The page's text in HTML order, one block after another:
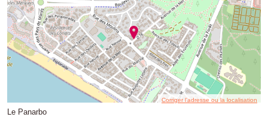
Corriger l’adresse ou la localisation
Le Panarbo